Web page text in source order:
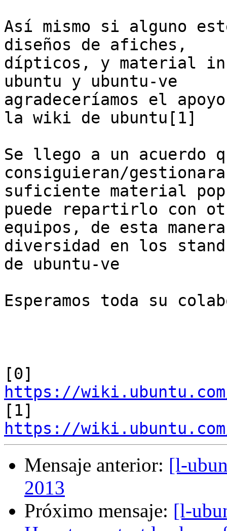
Así mismo si alguno
diseños de afiches,
dípticos, y material
ubuntu y ubuntu-ve
agradeceríamos el
la wiki de ubuntu[1]
Se llego a un acuerdo
consiguieran/
suficiente material
puede repartirlo con
equipos, de esta
diversidad en los stand
de ubuntu-ve
Esperamos toda su
https://wiki.ubuntu.com/
https://wiki.ubuntu.com/
Mensaje anterior: [l-
2013
Próximo mensaje: [l-